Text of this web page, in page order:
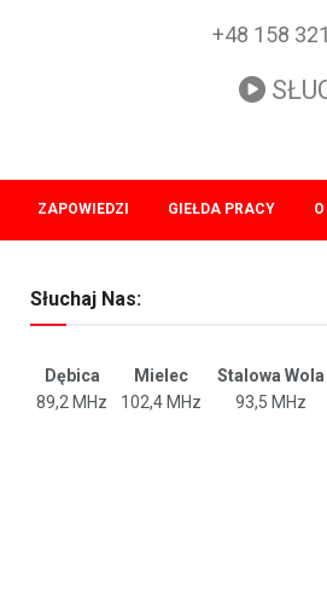
+48 158
ZAPOWIEDZI GIEŁDA PRACY
Słuchaj Nas:
Dębica Mielec Stalowa Wola
89,2 MHz
102,4 MHz 93,5 MHz